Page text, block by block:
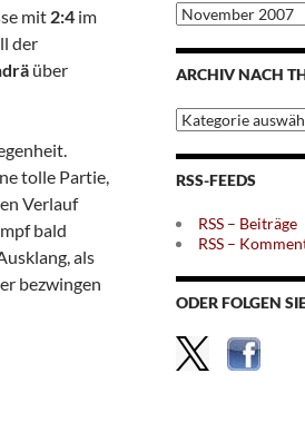
mit 2:4 im
der
über
tolle Partie,
Verlauf
bald
als
bezwingen
Archiv
nach
Monaten
ARCHIV NACH
Archiv
nach
Themen
RSS-FEEDS
RSS – Beiträge
RSS –
ODER FOLGEN